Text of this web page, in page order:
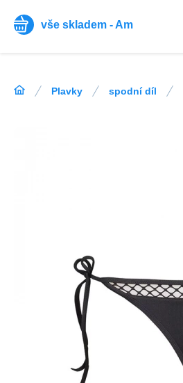
vše skladem - Am
Plavky spodní díl